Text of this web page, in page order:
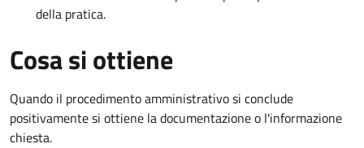
della pratica.
Cosa si ottiene
Quando il procedimento amministrativo si conclude
positivamente si ottiene la documentazione o l'informazione
chiesta.